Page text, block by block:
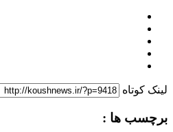
لینک کوتاه
برچسب ها :